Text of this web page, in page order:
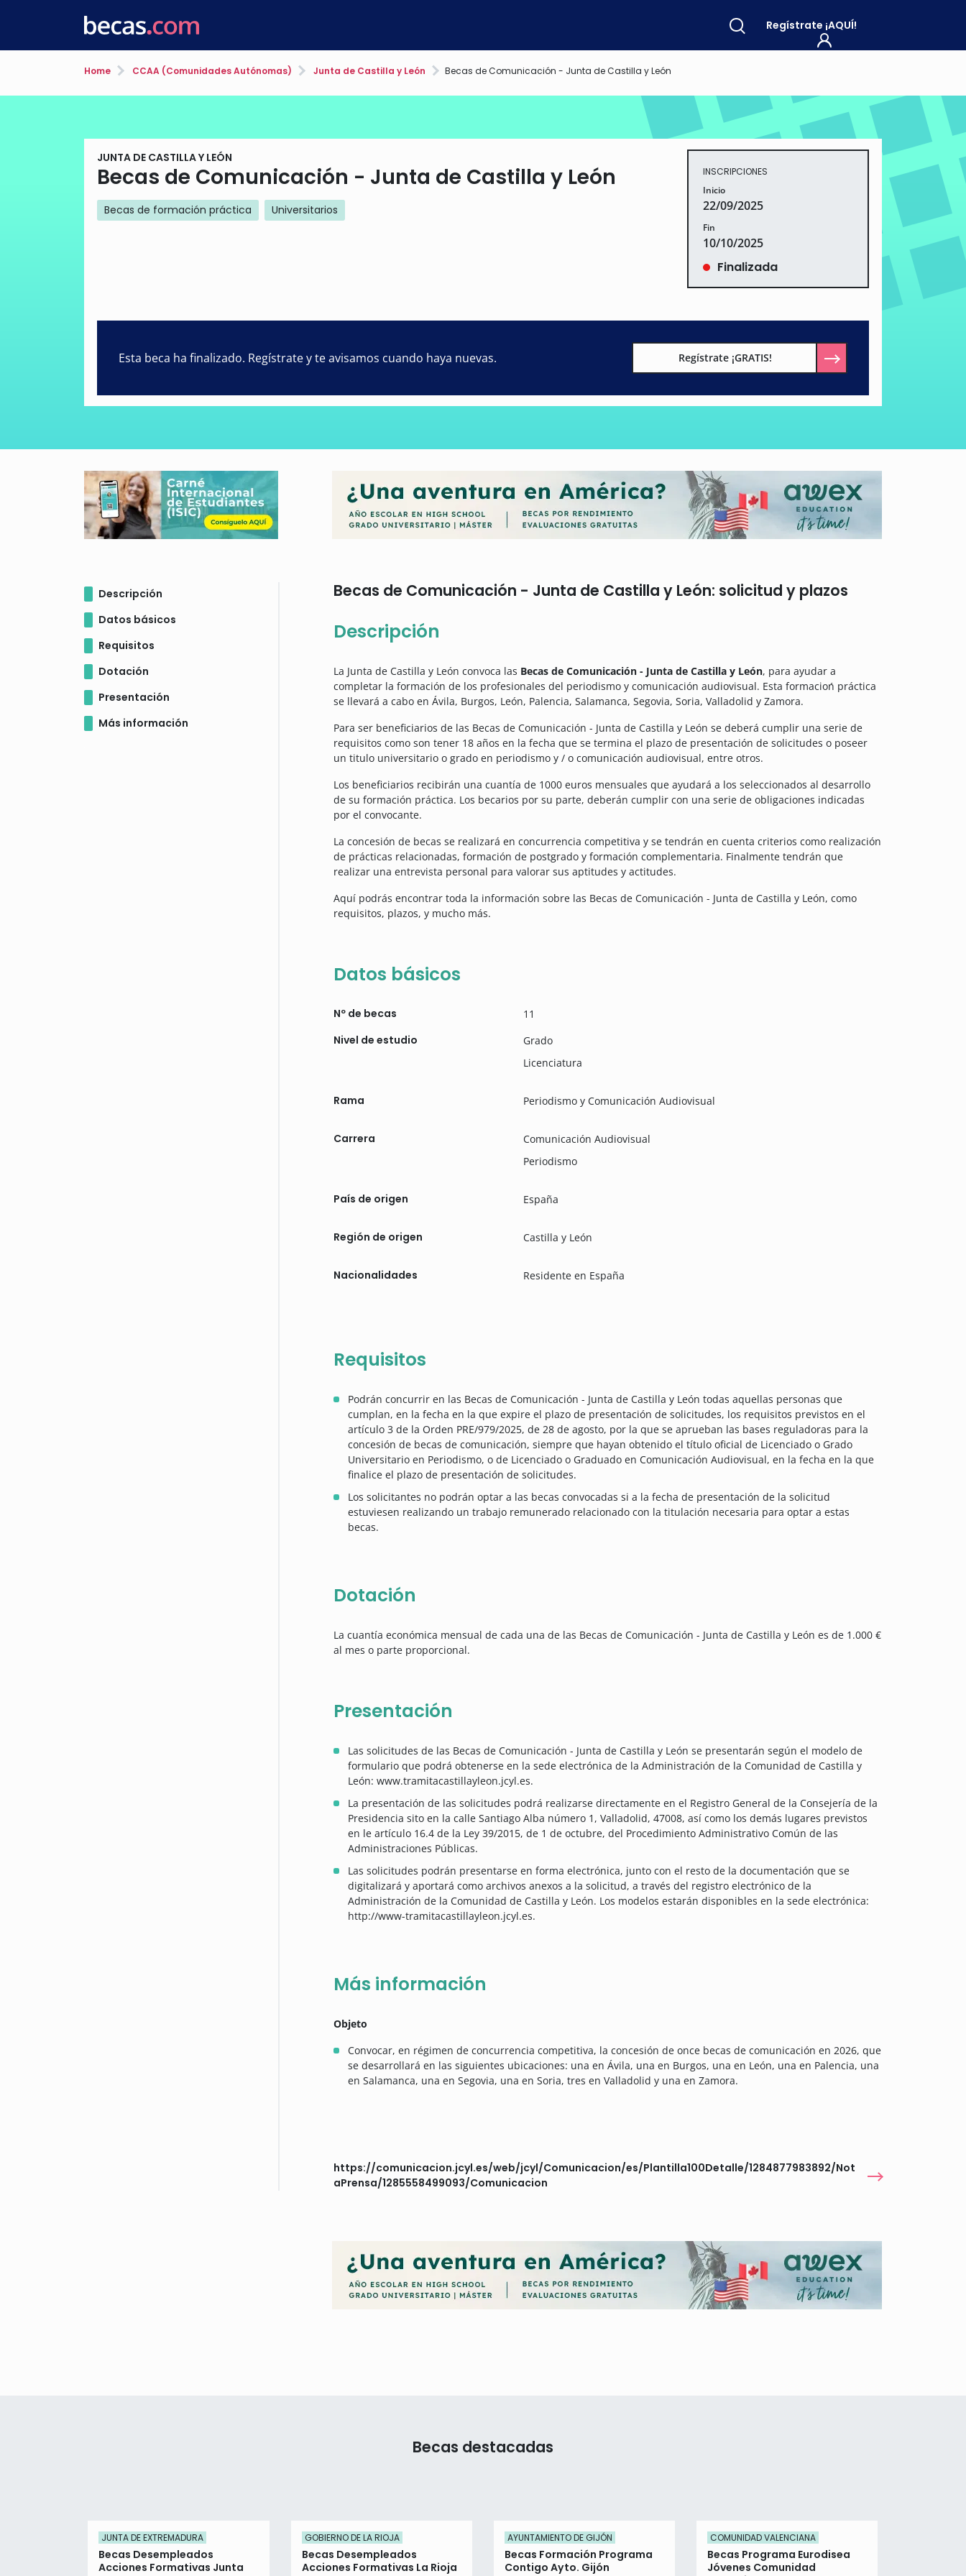
Regístrate ¡AQUÍ!
Home CCAA (Comunidades Autónomas) Junta de Castilla y León Becas de Comunicación - Junta de Castilla y León
JUNTA DE CASTILLA Y LEÓN
Becas de Comunicación - Junta de Castilla y León
Becas de formación práctica Universitarios
INSCRIPCIONES
Inicio
22/09/2025
Fin
10/10/2025
Finalizada
Esta beca ha finalizado. Regístrate y te avisamos cuando haya nuevas. Regístrate ¡GRATIS!
Descripción
Datos básicos
Requisitos
Dotación
Presentación
Más información
Becas de Comunicación - Junta de Castilla y León: solicitud y plazos
Descripción
La Junta de Castilla y León convoca las Becas de Comunicación - Junta de Castilla y León, para ayudar a
completar la formación de los profesionales del periodismo y comunicación audiovisual. Esta formacioń práctica
se llevará a cabo en Ávila, Burgos, León, Palencia, Salamanca, Segovia, Soria, Valladolid y Zamora.
Para ser beneficiarios de las Becas de Comunicación - Junta de Castilla y León se deberá cumplir una serie de
requisitos como son tener 18 años en la fecha que se termina el plazo de presentación de solicitudes o poseer
un titulo universitario o grado en periodismo y / o comunicación audiovisual, entre otros.
Los beneficiarios recibirán una cuantía de 1000 euros mensuales que ayudará a los seleccionados al desarrollo
de su formación práctica. Los becarios por su parte, deberán cumplir con una serie de obligaciones indicadas
por el convocante.
La concesión de becas se realizará en concurrencia competitiva y se tendrán en cuenta criterios como realización
de prácticas relacionadas, formación de postgrado y formación complementaria. Finalmente tendrán que
realizar una entrevista personal para valorar sus aptitudes y actitudes.
Aquí podrás encontrar toda la información sobre las Becas de Comunicación - Junta de Castilla y León, como
requisitos, plazos, y mucho más.
Datos básicos
Nº de becas 11
Nivel de estudio
Grado
Licenciatura
Rama Periodismo y Comunicación Audiovisual
Carrera
Comunicación Audiovisual
Periodismo
País de origen España
Región de origen Castilla y León
Nacionalidades Residente en España
Requisitos
Podrán concurrir en las Becas de Comunicación - Junta de Castilla y León todas aquellas personas que
cumplan, en la fecha en la que expire el plazo de presentación de solicitudes, los requisitos previstos en el
artículo 3 de la Orden PRE/979/2025, de 28 de agosto, por la que se aprueban las bases reguladoras para la
concesión de becas de comunicación, siempre que hayan obtenido el título oficial de Licenciado o Grado
Universitario en Periodismo, o de Licenciado o Graduado en Comunicación Audiovisual, en la fecha en la que
finalice el plazo de presentación de solicitudes.
Los solicitantes no podrán optar a las becas convocadas si a la fecha de presentación de la solicitud
estuviesen realizando un trabajo remunerado relacionado con la titulación necesaria para optar a estas
becas.
Dotación
La cuantía económica mensual de cada una de las Becas de Comunicación - Junta de Castilla y León es de 1.000 €
al mes o parte proporcional.
Presentación
Las solicitudes de las Becas de Comunicación - Junta de Castilla y León se presentarán según el modelo de
formulario que podrá obtenerse en la sede electrónica de la Administración de la Comunidad de Castilla y
León: www.tramitacastillayleon.jcyl.es.
La presentación de las solicitudes podrá realizarse directamente en el Registro General de la Consejería de la
Presidencia sito en la calle Santiago Alba número 1, Valladolid, 47008, así como los demás lugares previstos
en le artículo 16.4 de la Ley 39/2015, de 1 de octubre, del Procedimiento Administrativo Común de las
Administraciones Públicas.
Las solicitudes podrán presentarse en forma electrónica, junto con el resto de la documentación que se
digitalizará y aportará como archivos anexos a la solicitud, a través del registro electrónico de la
Administración de la Comunidad de Castilla y León. Los modelos estarán disponibles en la sede electrónica:
http://www-tramitacastillayleon.jcyl.es.
Más información
Objeto
Convocar, en régimen de concurrencia competitiva, la concesión de once becas de comunicación en 2026, que
se desarrollará en las siguientes ubicaciones: una en Ávila, una en Burgos, una en León, una en Palencia, una
en Salamanca, una en Segovia, una en Soria, tres en Valladolid y una en Zamora.
https://comunicacion.jcyl.es/web/jcyl/Comunicacion/es/Plantilla100Detalle/1284877983892/Not
aPrensa/1285558499093/Comunicacion
Becas destacadas
JUNTA DE EXTREMADURA
Becas Desempleados
Acciones Formativas Junta
GOBIERNO DE LA RIOJA
Becas Desempleados
Acciones Formativas La Rioja
AYUNTAMIENTO DE GIJÓN
Becas Formación Programa
Contigo Ayto. Gijón
COMUNIDAD VALENCIANA
Becas Programa Eurodisea
Jóvenes Comunidad